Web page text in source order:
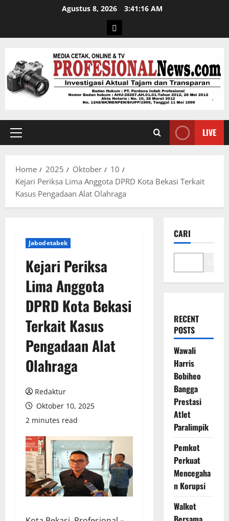
Agustus 8, 2026 3:41:17 AM
LIVE
Home 2025 Oktober
10
Kejari Periksa Lima Anggota DPRD Kota Bekasi Terkait
Kasus Pengadaan Alat Olahraga
Jabodetabek
Kejari Periksa
Lima Anggota
DPRD Kota Bekasi
Terkait Kasus
Pengadaan Alat
Olahraga
Redaktur
Oktober 10, 2025
2 minutes read
CARI
RECENT
POSTS
Wawali
Harris
Bobiheo
Bangga
Prestasi
Atlet
Paralimpik
Pemkot
Perkuat
Mencegaha
n Korupsi
Walkot